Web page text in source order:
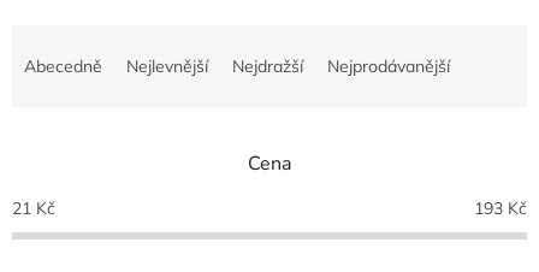
p
r
o
Abecedně Nejlevnější Nejdražší Nejprodávanější
Cena
21 Kč 193 Kč